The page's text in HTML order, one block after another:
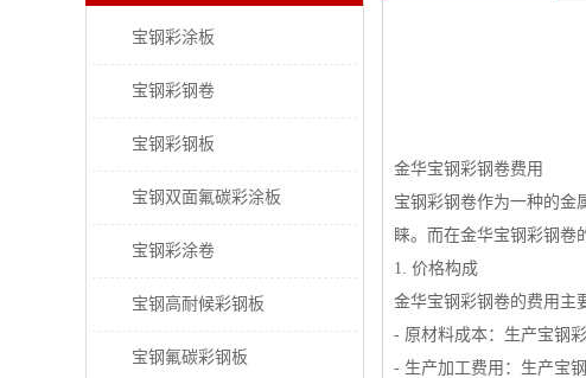
宝钢彩涂板
宝钢彩钢卷
宝钢彩钢板
宝钢双面氟碳彩涂板
宝钢彩涂卷
宝钢高耐候彩钢板
宝钢氟碳彩钢板
金华宝钢彩钢卷费用
宝钢彩钢卷作为一种的金
睐。而在金华宝钢彩钢卷
1. 价格构成
金华宝钢彩钢卷的费用主
- 原材料成本：生产宝钢
- 生产加工费用：生产宝